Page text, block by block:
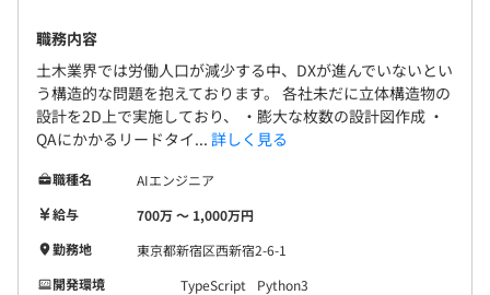
職務内容
土木業界では労働人口が減少する中、DXが進んでいないとい
う構造的な問題を抱えております。 各社未だに立体構造物の
設計を2D上で実施しており、 ・膨大な枚数の設計図作成 ・
QAにかかるリードタイ... 詳しく見る
職種名
AIエンジニア
給与
700万 〜 1,000万円
勤務地
東京都新宿区西新宿2-6-1
開発環境
TypeScript
Python3